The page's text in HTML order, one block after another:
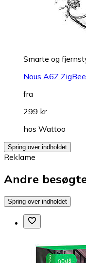
Smarte og
Nous A6Z
fra
299 kr.
hos Wattoo
Spring over indholdet
Reklame
Andre
Spring over indholdet